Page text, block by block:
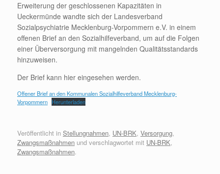
Erweiterung der geschlossenen Kapazitäten in
Ueckermünde wandte sich der Landesverband
Sozialpsychiatrie Mecklenburg-Vorpommern e.V. in einem
offenen Brief an den Sozialhilfeverband, um auf die Folgen
einer Überversorgung mit mangelnden Qualitätsstandards
hinzuweisen.
Der Brief kann hier eingesehen werden.
Offener Brief an den Kommunalen Sozialhilfeverband Mecklenburg-
Vorpommern Herunterladen
Veröffentlicht in Stellungnahmen, UN-BRK, Versorgung,
Zwangsmaßnahmen und verschlagwortet mit UN-BRK,
Zwangsmaßnahmen.